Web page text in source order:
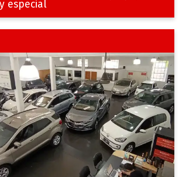
especial